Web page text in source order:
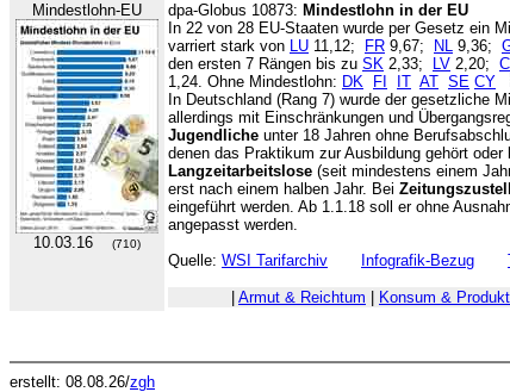
Mindestlohn-EU
10.03.16 (710)
dpa-Globus 10873: Mindestlohn in der EU
In 22 von 28 EU-Staaten wurde per Gesetz ein
varriert stark von LU 11,12; FR 9,67; NL 9,36;
den ersten 7 Rängen bis zu SK 2,33; LV 2,20;
1,24. Ohne Mindestlohn: DK FI IT AT SE CY
In Deutschland (Rang 7) wurde der gesetzliche
allerdings mit Einschränkungen und
Jugendliche unter 18 Jahren ohne
denen das Praktikum zur Ausbildung gehört
Langzeitarbeitslose (seit mindestens einem
erst nach einem halben Jahr. Bei
eingeführt werden. Ab 1.1.18 soll er ohne
angepasst werden.
Quelle: WSI Tarifarchiv Infografik-Bezug
Armut & Reichtum Konsum &
erstellt: 08.08.26/zgh